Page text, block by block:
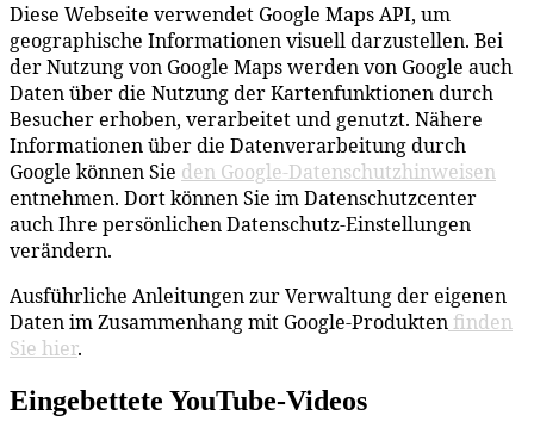
Diese Webseite verwendet Google Maps API, um
geographische Informationen visuell darzustellen. Bei
der Nutzung von Google Maps werden von Google auch
Daten über die Nutzung der Kartenfunktionen durch
Besucher erhoben, verarbeitet und genutzt. Nähere
Informationen über die Datenverarbeitung durch
Google können Sie den Google-Datenschutzhinweisen
entnehmen. Dort können Sie im Datenschutzcenter
auch Ihre persönlichen Datenschutz-Einstellungen
verändern.
Ausführliche Anleitungen zur Verwaltung der eigenen
Daten im Zusammenhang mit Google-Produkten finden
Sie hier.
Eingebettete YouTube-Videos